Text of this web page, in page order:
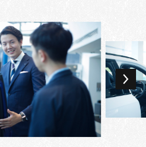
。お客様には積極的に
操作の応答性や安定感
いただきます。同乗した
でもあり、限られた空
けて話し、ニーズを深堀
イツ車、ディーゼルエン
などお客様のこだわり
ンドがある中で、最終
ただけたときの歓びは大
来店があると緊張し
で接客していましたが、
っても関係性が築けない
今はフランクに、お客
マの気に入っている点
やすい雰囲気をつくる